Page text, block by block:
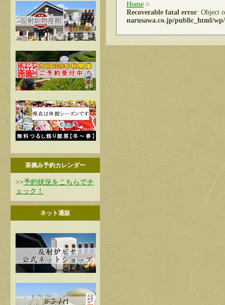
茶摘み予約カレンダー
>>予約状況をこちらでチ
ェック！
ネット通販
Home >
Recoverable fatal error: Object
narusawa.co.jp/public_html/